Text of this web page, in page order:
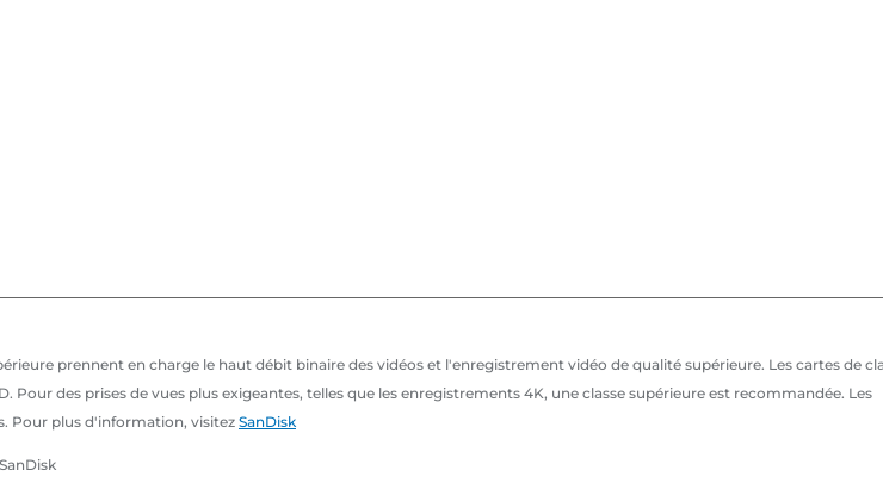
prennent en charge le haut débit binaire des vidéos et l'enregistrement vidéo de qualité supérieure. Les cartes de
des prises de vues plus exigeantes, telles que les enregistrements 4K, une classe supérieure est recommandée. Les
Pour plus d'information, visitez SanDisk